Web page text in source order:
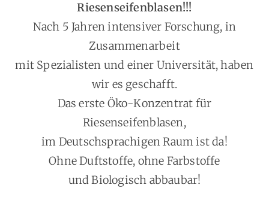
Riesenseifenblasen!!!
Nach 5 Jahren intensiver Forschung, in
Zusammenarbeit
mit Spezialisten und einer Universität, haben
wir es geschafft.
Das erste Öko-Konzentrat für
Riesenseifenblasen,
im Deutschsprachigen Raum ist da!
Ohne Duftstoffe, ohne Farbstoffe
und Biologisch abbaubar!